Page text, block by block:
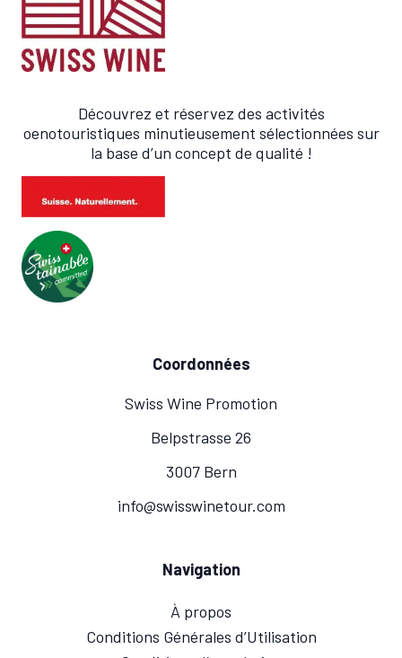
Découvrez et réservez des activités
oenotouristiques minutieusement sélectionnées sur
la base d’un concept de qualité !
Coordonnées
Swiss Wine Promotion
Belpstrasse 26
3007 Bern
info@swisswinetour.com
Navigation
À propos
Conditions Générales d’Utilisation